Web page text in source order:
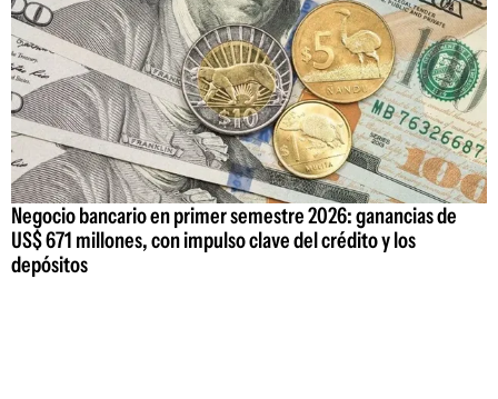
Negocio bancario en primer semestre 2026: ganancias de
US$ 671 millones, con impulso clave del crédito y los
depósitos